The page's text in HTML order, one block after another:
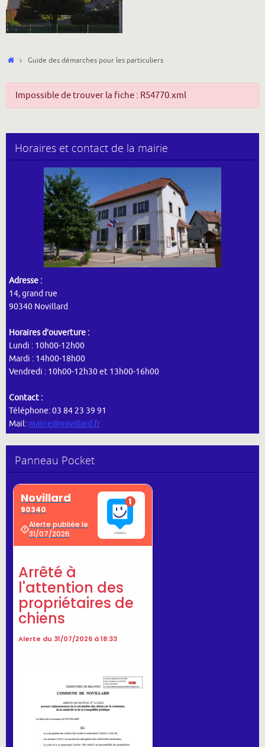
Accueil
Guide des démarches pour les particuliers
Impossible de trouver la fiche : R54770.xml
Horaires et contact de la mairie
Adresse :
14, grand rue
90340 Novillard
Horaires d’ouverture :
Lundi : 10h00-12h00
Mardi : 14h00-18h00
Vendredi : 10h00-12h30 et 13h00-16h00
Contact :
Téléphone: 03 84 23 39 91
Mail: mairie@novillard.fr
Panneau Pocket